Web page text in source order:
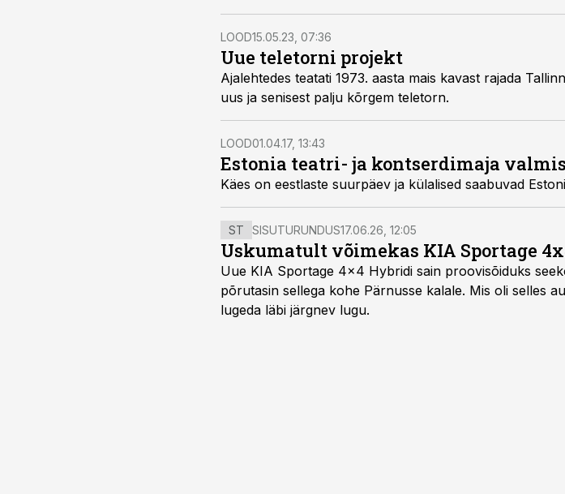
LOOD15.05.23, 07:36
Uue teletorni projekt
Ajalehtedes teatati 1973. aasta mais kavast rajada
uus ja senisest palju kõrgem teletorn.
LOOD01.04.17, 13:43
Estonia teatri- ja kontserdimaja
Käes on eestlaste suurpäev ja külalised saabuvad
ST SISUTURUNDUS17.06.26, 12:05
Uskumatult võimekas KIA Sportage
Uue KIA Sportage 4x4 Hybridi sain proovisõiduks
põrutasin sellega kohe Pärnusse kalale. Mis oli selles
lugeda läbi järgnev lugu.